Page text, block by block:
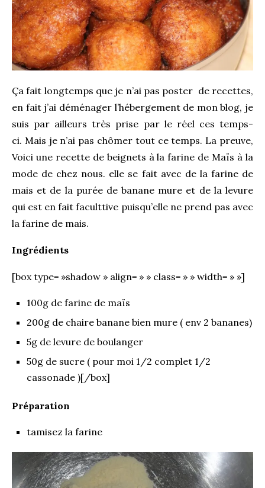
Ça fait longtemps que je n’ai pas poster de recettes,
en fait j’ai déménager l’hébergement de mon blog, je
suis par ailleurs très prise par le réel ces temps-
ci. Mais je n’ai pas chômer tout ce temps. La preuve,
Voici une recette de beignets à la farine de Maïs à la
mode de chez nous. elle se fait avec de la farine de
mais et de la purée de banane mure et de la levure
qui est en fait faculttive puisqu’elle ne prend pas avec
la farine de mais.
Ingrédients
[box type= »shadow » align= » » class= » » width= » »]
100g de farine de maïs
200g de chaire banane bien mure ( env 2 bananes)
5g de levure de boulanger
50g de sucre ( pour moi 1/2 complet 1/2
cassonade )[/box]
Préparation
tamisez la farine